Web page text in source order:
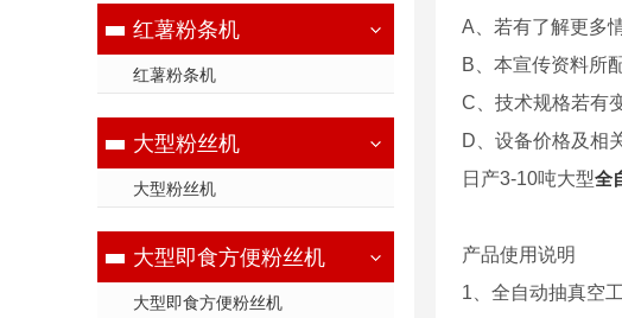
红薯粉条机
红薯粉条机
大型粉丝机
大型粉丝机
大型即食方便粉丝机
大型即食方便粉丝机
A、若有了解更多
B、本宣传资料所
C、技术规格若有
D、设备价格及相
日产3-10吨大型全
产品使用说明
1、全自动抽真空